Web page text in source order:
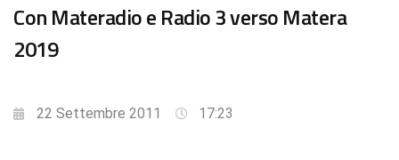
Con Materadio e Radio 3 verso Matera
2019
22 Settembre 2011 17:23